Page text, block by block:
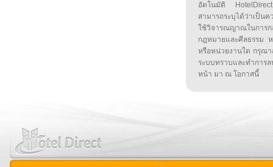
อัตโนมัติ
สามารถระบุได้ว่าเป็น
ใช้วิจารณญาณในกา
กฎหมายและศีลธรรม
หรือหน่วยงานใด กรุณา
ระบบทราบและทำกา
หน้า มา ณ โอกาสนี้